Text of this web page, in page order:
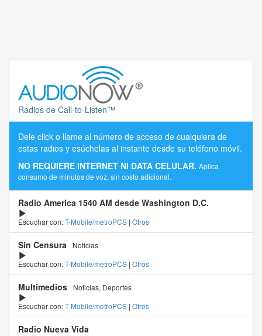
Radios de Call-to-Listen™
Dele click o llame al número de acceso de cualquiera de
estas radios y esúchelas al instante desde su teléfono móvil.
NO REQUIERE INTERNET NI DATA CELULAR. Aplica
consumo de minutos de voz, sin costo adicional.
Radio America 1540 AM desde Washington D.C.
Escuchar con:T-Mobile/metroPCS | Otros
Sin Censura
Noticias
Escuchar con:T-Mobile/metroPCS | Otros
Multimedios
Noticias, Deportes
Escuchar con:T-Mobile/metroPCS | Otros
Radio Nueva Vida